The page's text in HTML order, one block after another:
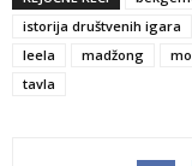
istorija društvenih igara
leela
madžong
tavla